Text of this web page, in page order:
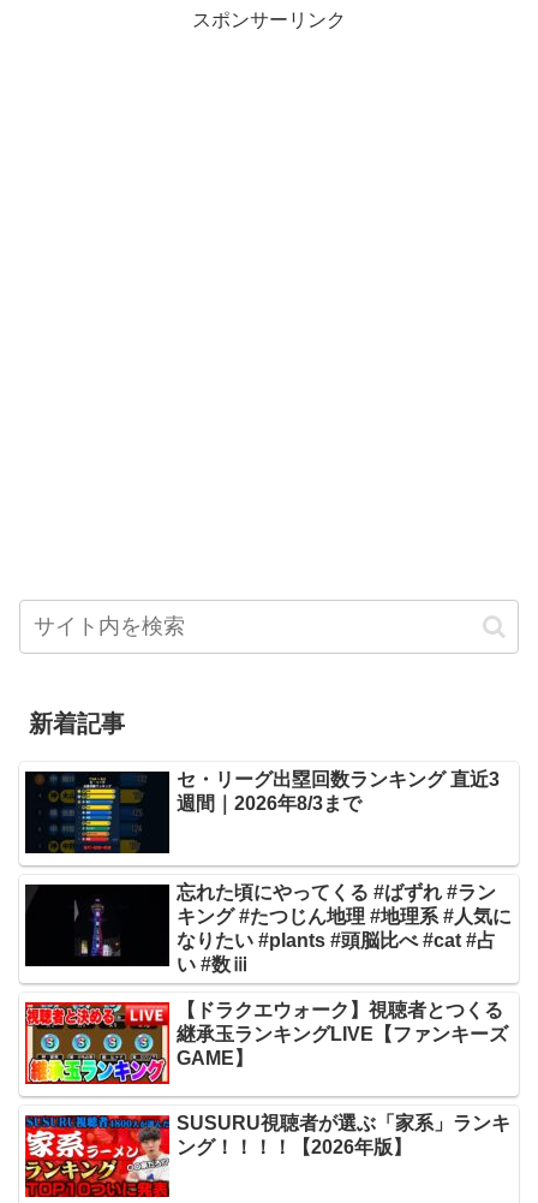
スポンサーリンク
新着記事
セ・リーグ出塁回数ランキング 直近3
週間｜2026年8/3まで
忘れた頃にやってくる #ばずれ #ラン
キング #たつじん地理 #地理系 #人気に
なりたい #plants #頭脳比べ #cat #占
い #数ⅲ
【ドラクエウォーク】視聴者とつくる
継承玉ランキングLIVE【ファンキーズ
GAME】
SUSURU視聴者が選ぶ「家系」ランキ
ング！！！！【2026年版】